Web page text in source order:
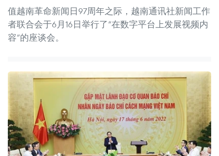
值越南革命新闻日97周年之际，越南通讯社新闻工作
者联合会于6月16日举行了“在数字平台上发展视频内
容”的座谈会。